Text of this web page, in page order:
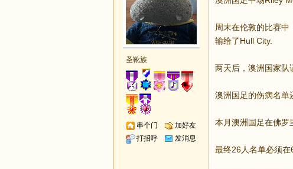
圣靴族
串个门
加好友
打招呼
发消息
周末在伦敦的比赛
输给了Hull City.
两天后，澳洲国家队
澳洲国足的伤病名单
本月澳洲国足在佛罗
最终26人名单必须在